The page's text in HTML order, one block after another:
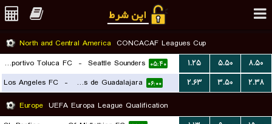
North and Central America CONCACAF Leagues Cup
Deportivo Toluca FC
- Seattle Sounders ۰۵:۴۰ ۱.۲۵ ۵.۵۰
۸.۵۰
Los Angeles FC - CD Chivas de Guadalajara ۰۶:۰۰ ۲.۶۳ ۳.۵۰
۲.۳۸
Europe UEFA Europa League Qualification